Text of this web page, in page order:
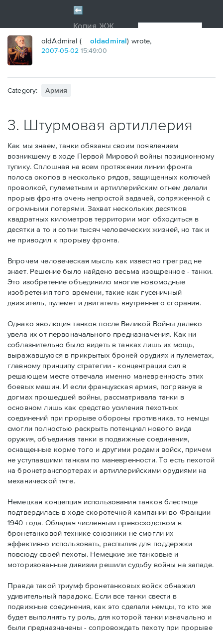
oldAdmiral ( oldadmiral) wrote,
2007-05-02 15:49:00
Category: Армия
3. Штурмовая артиллерия
Как мы знаем, танки обязаны своим появлением
возникшему в ходе Первой Мировой войны позиционному
тупику. Сплошная на всем протяжении линии фронта
полоса окопов в несколько рядов, защищенных колючей
проволкой, пулеметным и артиллерийским огнем делали
прорыв фронта очень непростой задачей, сопряженной с
огромными потерями. Захват нескольких десятков
квадратных километров территории мог обходиться в
десятки а то и сотни тысяч человеческих жизней, но так и
не приводил к прорыву фронта.
Впрочем человеческая мысль как известно преград не
знает. Решение было найдено весьма изощренное - танки.
Это изобретение объединило многие новомодные
изобретения того времени, такие как гусеничный
движитель, пулемет и двигатель внутреннего сгорания.
Однако эволюция танков после Великой Войны далеко
увела их от первоначального предназначения. Как ни
соблазнительно было видеть в танках лишь их мощь,
выражавшуюся в прикрытых броней орудиях и пулеметах,
главному принципу стратегии - концентрации сил в
решающем месте отвечала именно маневренность этих
боевых машин. И если французская армия, погрязнув в
догмах прошедшей войны, рассматривала танки в
основном лишь как средство усиления пехотных
соединений при прорыве обороны противника, то немцы
смогли полностью раскрыть потенциал нового вида
оружия, объединив танки в подвижные соединения,
оснащенные корме того и другими родами войск, причем
не уступавшими танкам по маневренности. То есть пехотой
на бронетранспортерах и артиллерийскими орудиями на
механической тяге.
Немецкая концепция использования танков блестяще
подтвердилась в ходе скоротечной кампании во Франции
1940 года. Обладая численным превосходством в
бронетанковой технике союзники не смогли их
эффективно использовать, распылив для поддержки
повсюду своей пехоты. Немецкие же танковые и
моторизованные дивизии решили судьбу войны на западе.
Правда такой триумф бронетанковых войск обнажил
удивительный парадокс. Если все танки свести в
подвижные соединения, как это сделали немцы, то кто же
будет выполнять ту роль, для которой танки изначально и
были предназначены - сопровождать пехоту при прорыве